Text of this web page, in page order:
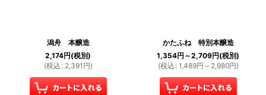
潟舟 本醸造
2,174円(税別)
(税込 : 2,391 円)
かたふね 特別本醸造
1,354円 ～2,709円(税別)
(税込 : 1,489円 ～2,980円)